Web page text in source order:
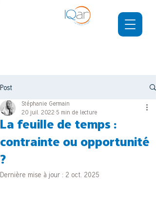
Post
La feuille de temps :
contrainte ou opportunité
?
Stéphanie Germain
20 juil. 2022 5 min de lecture
Dernière mise à jour : 2 oct. 2025